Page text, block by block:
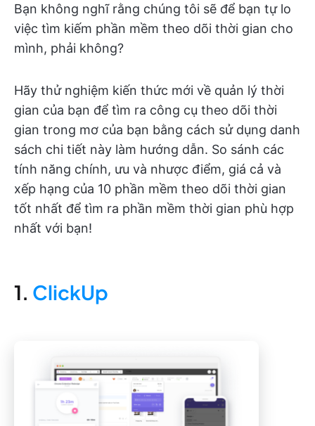
Bạn không nghĩ rằng chúng tôi sẽ để bạn tự lo
việc tìm kiếm phần mềm theo dõi thời gian cho
mình, phải không?
Hãy thử nghiệm kiến thức mới về quản lý thời
gian của bạn để tìm ra công cụ theo dõi thời
gian trong mơ của bạn bằng cách sử dụng danh
sách chi tiết này làm hướng dẫn. So sánh các
tính năng chính, ưu và nhược điểm, giá cả và
xếp hạng của 10 phần mềm theo dõi thời gian
tốt nhất để tìm ra phần mềm thời gian phù hợp
nhất với bạn!
1. ClickUp